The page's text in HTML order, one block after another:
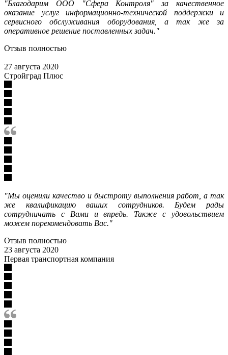
"Благодарим ООО "Сфера Контроля" за качественное
оказание услуг информационно-технической поддержки и
сервисного обслуживания оборудования, а так же за
оперативное решение поставленных задач."
Отзыв полностью
27 августа 2020
Стройград Плюс
"Мы оценили качество и быстроту выполнения работ, а так
же квалификацию ваших сотрудников. Будем рады
сотрудничать с Вами и впредь. Также с удовольствием
можем порекомендовать Вас."
Отзыв полностью
23 августа 2020
Первая транспортная компания